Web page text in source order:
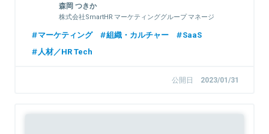
森岡 つきか
株式会社SmartHR マーケティンググループ マネージ
マーケティング 組織・カルチャー
SaaS
人材／HR Tech
公開日 2023/01/31